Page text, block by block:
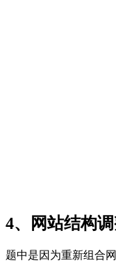
4、网站结构
题中是因为重新组合